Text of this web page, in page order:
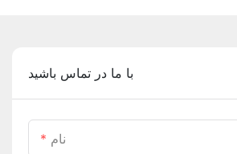
با ما در تماس باشید
نام